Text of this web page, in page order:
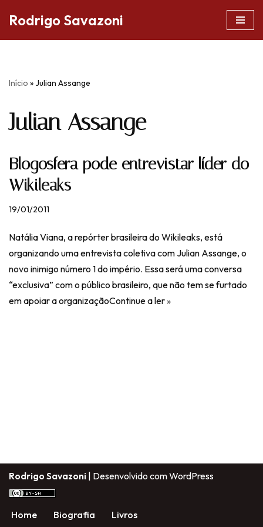
conteúdo
Rodrigo Savazoni
Início »Julian Assange
Julian Assange
Blogosfera pode entrevistar líder do
Wikileaks
19/01/2011
Natália Viana, a repórter brasileira do Wikileaks, está
organizando uma entrevista coletiva com Julian Assange, o
novo inimigo número 1 do império. Essa será uma conversa
“exclusiva” com o público brasileiro, que não tem se furtado
em apoiar a organizaçãoContinue a ler »
Rodrigo Savazoni | Desenvolvido comWordPress
Home Biografia Livros